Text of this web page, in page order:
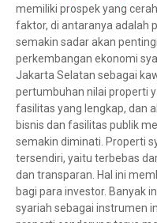
memiliki prospek yang
faktor, di antaranya adalah
semakin sadar akan
perkembangan ekonomi
Jakarta Selatan sebagai
pertumbuhan nilai properti
fasilitas yang lengkap, dan
bisnis dan fasilitas publik
semakin diminati. Properti
tersendiri, yaitu terbebas
dan transparan. Hal ini
bagi para investor. Banyak
syariah sebagai instrumen